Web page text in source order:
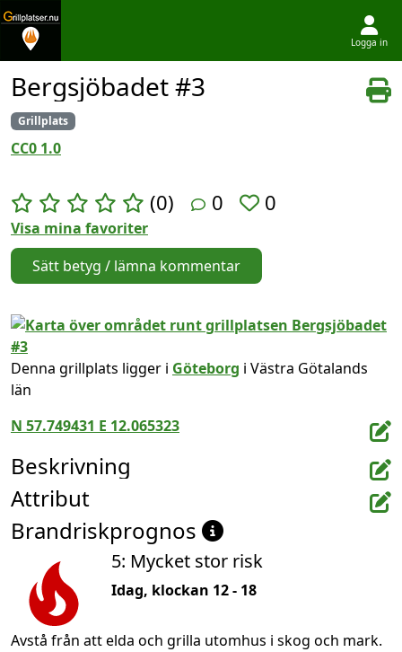
Logga in
Bergsjöbadet #3
Grillplats
CC0 1.0
(0) 0 0
Visa mina favoriter
Sätt betyg / lämna kommentar
Denna grillplats ligger i Göteborg i Västra Götalands
län
N 57.749431 E 12.065323
Beskrivning
Attribut
Brandriskprognos
5: Mycket stor risk
Idag, klockan 12 - 18
Avstå från att elda och grilla utomhus i skog och mark.